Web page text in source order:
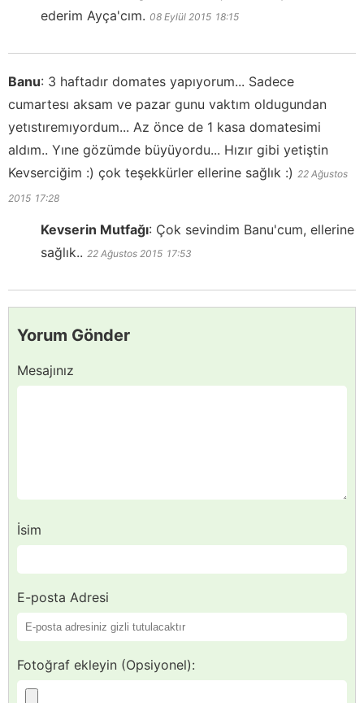
ederim Ayça'cım. 08 Eylül 2015 18:15
Banu: 3 haftadır domates yapıyorum... Sadece
cumartesı aksam ve pazar gunu vaktım oldugundan
yetıstıremıyordum... Az önce de 1 kasa domatesimi
aldım.. Yıne gözümde büyüyordu... Hızır gibi yetiştin
Kevserciğim :) çok teşekkürler ellerine sağlık :) 22 Ağustos
2015 17:28
Kevserin Mutfağı: Çok sevindim Banu'cum, ellerine
sağlık.. 22 Ağustos 2015 17:53
Yorum Gönder
Mesajınız
İsim
E-posta Adresi
Fotoğraf ekleyin (Opsiyonel):